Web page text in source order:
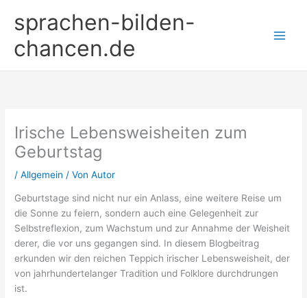
Inhalt
springen
sprachen-bilden-
chancen.de
Irische Lebensweisheiten zum
Geburtstag
/Allgemein / VonAutor
Geburtstage sind nicht nur ein Anlass, eine weitere Reise um
die Sonne zu feiern, sondern auch eine Gelegenheit zur
Selbstreflexion, zum Wachstum und zur Annahme der Weisheit
derer, die vor uns gegangen sind. In diesem Blogbeitrag
erkunden wir den reichen Teppich irischer Lebensweisheit, der
von jahrhundertelanger Tradition und Folklore durchdrungen
ist.